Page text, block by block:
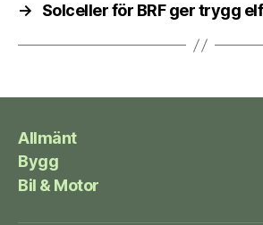
→
Solceller för BRF ger trygg
Allmänt
Bygg
Bil & Motor